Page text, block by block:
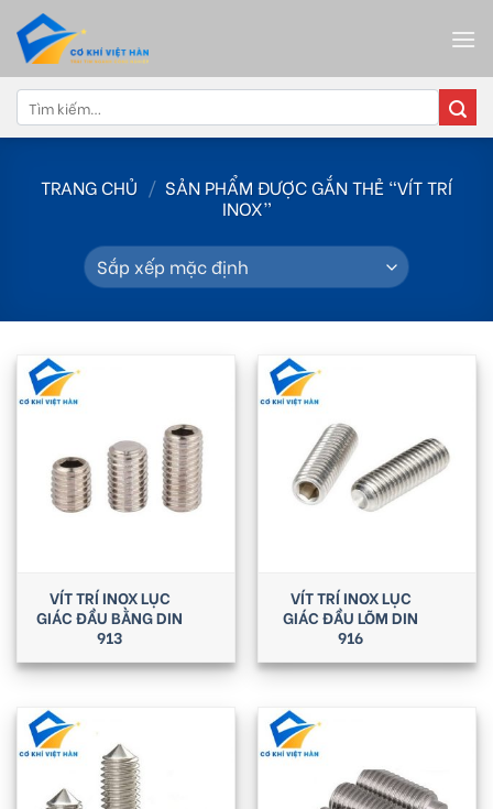
content
Tìm
kiếm:
TRANG CHỦ / SẢN PHẨM ĐƯỢC GẮN THẺ “VÍT TRÍ
INOX”
VÍT TRÍ INOX LỤC
GIÁC ĐẦU BẰNG DIN
913
VÍT TRÍ INOX LỤC
GIÁC ĐẦU LÕM DIN
916